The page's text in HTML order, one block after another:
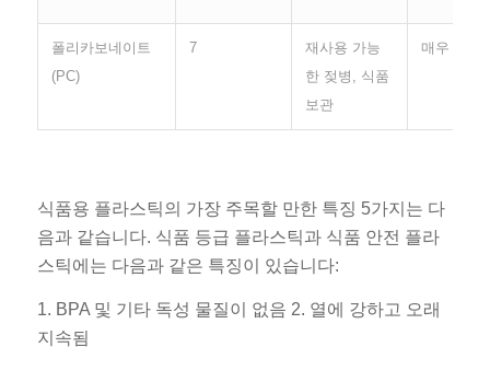
폴리카보네이트
(PC)
7
재사용 가능
한 젖병, 식품
보관
매우 높음
식품용 플라스틱의 가장 주목할 만한 특징 5가지는 다
음과 같습니다. 식품 등급 플라스틱과 식품 안전 플라
스틱에는 다음과 같은 특징이 있습니다:
1. BPA 및 기타 독성 물질이 없음 2. 열에 강하고 오래
지속됨